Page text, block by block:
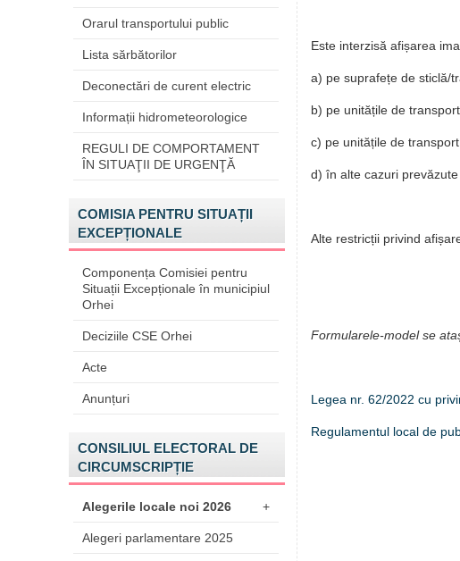
Orarul transportului public
Lista sărbătorilor
Deconectări de curent electric
Informații hidrometeorologice
REGULI DE COMPORTAMENT
ÎN SITUAŢII DE URGENŢĂ
COMISIA PENTRU SITUAȚII
EXCEPȚIONALE
Componența Comisiei pentru
Situații Excepționale în municipiul
Orhei
Deciziile CSE Orhei
Acte
Anunțuri
CONSILIUL ELECTORAL DE
CIRCUMSCRIPȚIE
Alegerile locale noi 2026 +
Alegeri parlamentare 2025
Este interzisă afișarea
a) pe suprafețe de sticlă/
b) pe unitățile de
c) pe unitățile de
d) în alte cazuri
Alte restricții privind
Formularele-model se
Legea nr. 62/2022 cu
Regulamentul local de